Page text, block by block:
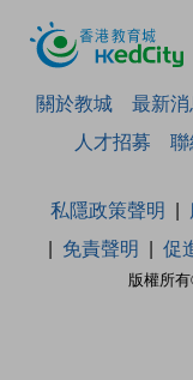
關於教城 最新
人才招募
版權所
私隱政策聲明
免責聲明
促